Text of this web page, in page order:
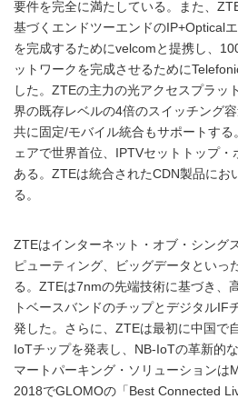
要件を完全に満たしている。また、
基づくエンドツーエンドのIP+Optical
を完成するためにvelcomと提携し、
ットワークを完成させるために
した。ZTEの主力の光アクセスプラッ
界の既存レベルの4倍のスイッチング
共に固定/モバイル統合もサポートす
ェアで世界首位、IPTVセットトップ
ある。ZTEは統合されたCDN製品にお
る。
ZTEはインターネット・オブ・シング
ピューティング、ビッグデータといっ
る。ZTEは7nmの先端技術に基づき、
トベースバンドのチップとデジタルIF
発した。さらに、ZTEは最初に中国で
IoTチップを発表し、NB-IoTの革新的
マートパーキング・ソリューションは
2018でGLOMOの「Best Connected